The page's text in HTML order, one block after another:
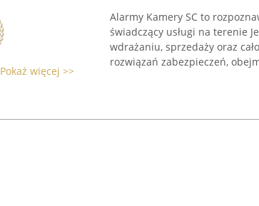
Pokaż więcej >>
Alarmy Kamery SC to
świadczący usługi na terenie
wdrażaniu, sprzedaży oraz
rozwiązań zabezpieczeń,